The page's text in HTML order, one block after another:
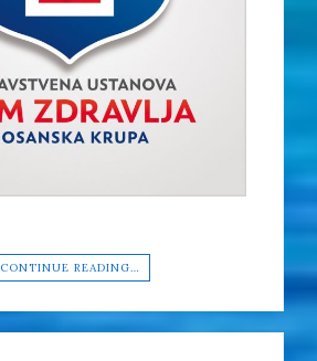
CONTINUE READING…